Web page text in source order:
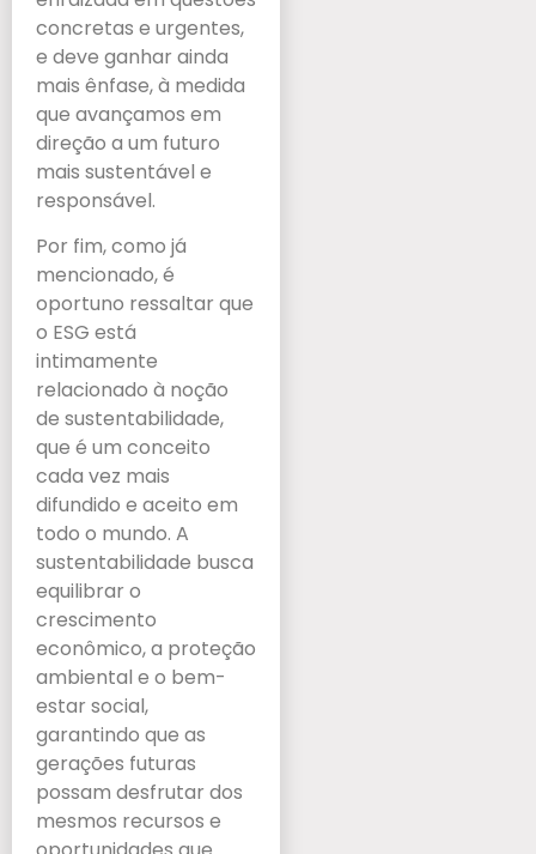
concretas e urgentes,
e deve ganhar ainda
mais ênfase, à medida
que avançamos em
direção a um futuro
mais sustentável e
responsável.
Por fim, como já
mencionado, é
oportuno ressaltar que
o ESG está
intimamente
relacionado à noção
de sustentabilidade,
que é um conceito
cada vez mais
difundido e aceito em
todo o mundo. A
sustentabilidade busca
equilibrar o
crescimento
econômico, a proteção
ambiental e o bem-
estar social,
garantindo que as
gerações futuras
possam desfrutar dos
mesmos recursos e